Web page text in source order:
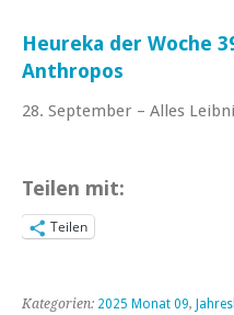
Heureka der Woche
Anthropos
28. September – Alles
Teilen mit:
Teilen
Kategorien: 2025 Monat 09,